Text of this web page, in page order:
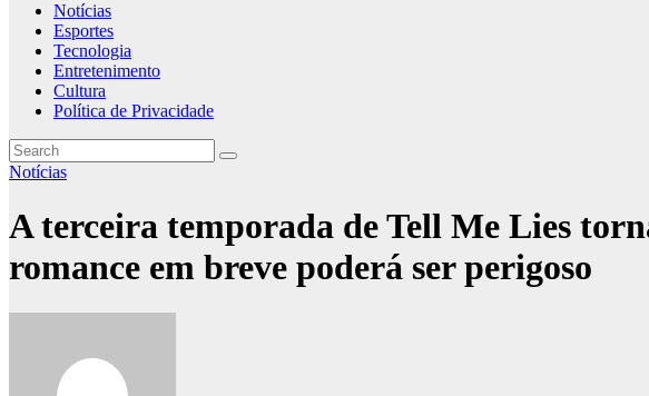
Notícias
Esportes
Tecnologia
Entretenimento
Cultura
Política de Privacidade
Notícias
A terceira temporada de Tell Me Lies
romance em breve poderá ser perigoso